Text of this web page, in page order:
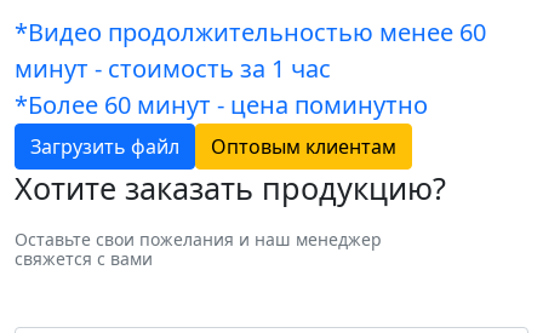
*Видео продолжительностью менее 60
минут - стоимость за 1 час
*Более 60 минут - цена поминутно
Загрузить файл Оптовым клиентам
Хотите заказать продукцию?
Оставьте свои пожелания и наш менеджер
свяжется с вами